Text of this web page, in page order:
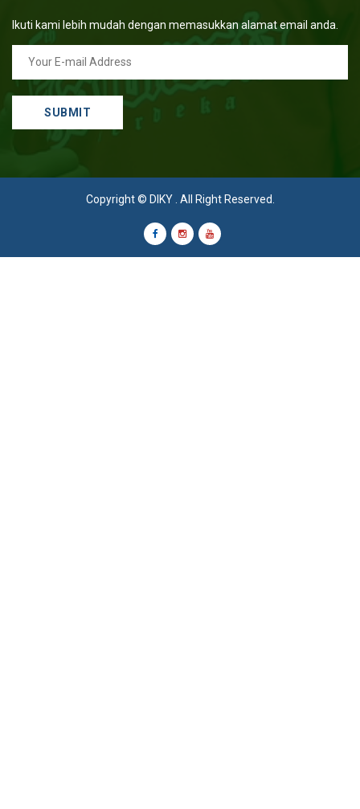
Ikuti kami lebih mudah dengan memasukkan alamat email anda.
Copyright © DIKY. All Right Reserved.